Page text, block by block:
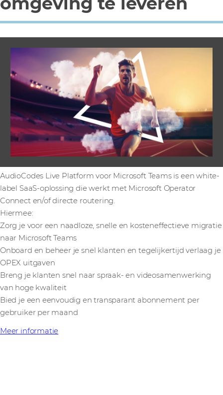
AudioCodes Live Platform voor Microsoft Teams is een white-
label SaaS-oplossing die werkt met Microsoft Operator
Connect en/of directe routering.
Hiermee:
Zorg je voor een naadloze, snelle en kosteneffectieve migratie
naar Microsoft Teams
Onboard en beheer je snel klanten en tegelijkertijd verlaag je
OPEX uitgaven
Breng je klanten snel naar spraak- en videosamenwerking
van hoge kwaliteit
Bied je een eenvoudig en transparant abonnement per
gebruiker per maand
Meer informatie